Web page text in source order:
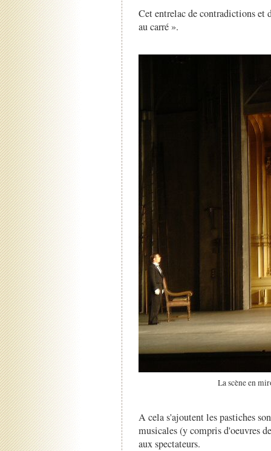
Cet entrelac de contradictions et
au carré ».
La scène en
A cela s'ajoutent les pastiches
musicales (y compris d'oeuvres
aux spectateurs.